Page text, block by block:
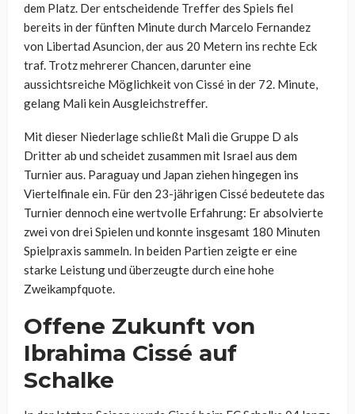
dem Platz. Der entscheidende Treffer des Spiels fiel
bereits in der fünften Minute durch Marcelo Fernandez
von Libertad Asuncion, der aus 20 Metern ins rechte Eck
traf. Trotz mehrerer Chancen, darunter eine
aussichtsreiche Möglichkeit von Cissé in der 72. Minute,
gelang Mali kein Ausgleichstreffer.
Mit dieser Niederlage schließt Mali die Gruppe D als
Dritter ab und scheidet zusammen mit Israel aus dem
Turnier aus. Paraguay und Japan ziehen hingegen ins
Viertelfinale ein. Für den 23-jährigen Cissé bedeutete das
Turnier dennoch eine wertvolle Erfahrung: Er absolvierte
zwei von drei Spielen und konnte insgesamt 180 Minuten
Spielpraxis sammeln. In beiden Partien zeigte er eine
starke Leistung und überzeugte durch eine hohe
Zweikampfquote.
Offene Zukunft von
Ibrahima Cissé auf
Schalke